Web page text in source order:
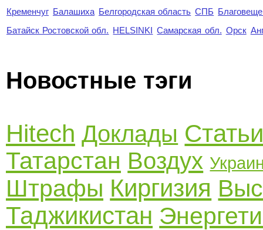
Кременчуг Балашиха Белгородская область СПБ
Батайск Ростовской обл. HELSINKI Самарская обл. Орск
Новостные тэги
Hitech Доклады
Татарстан Воздух
Штрафы Киргизия
Таджикистан